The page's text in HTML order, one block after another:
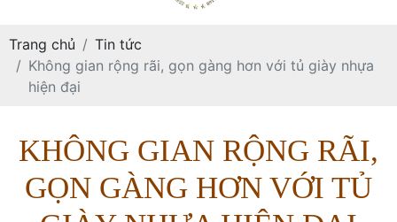
Trang chủ
Tin tức
Không gian rộng rãi, gọn gàng hơn với tủ giày nhựa
hiện đại
KHÔNG GIAN RỘNG RÃI,
GỌN GÀNG HƠN VỚI TỦ